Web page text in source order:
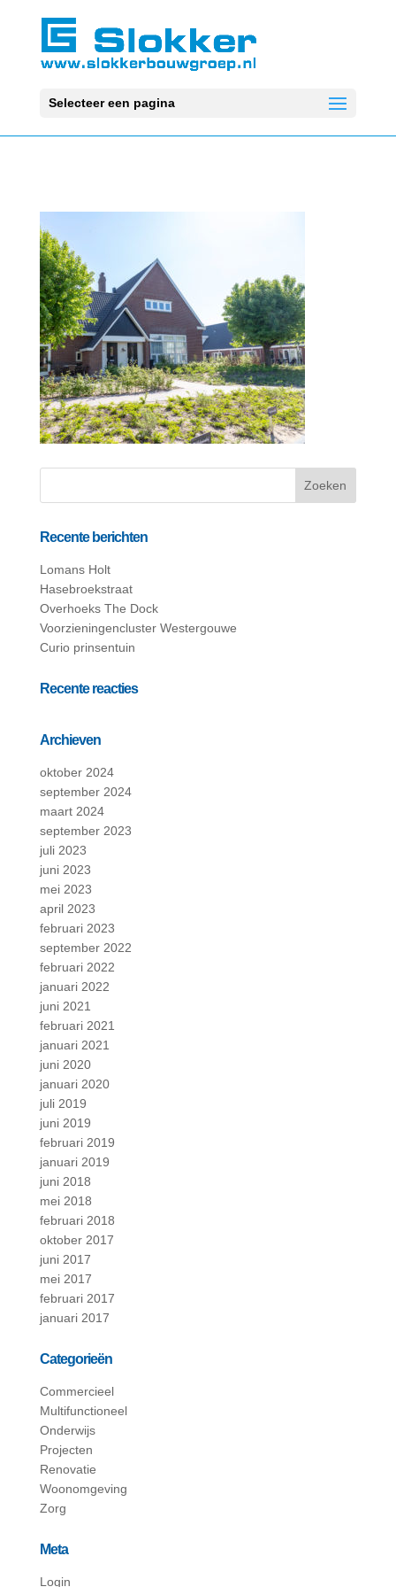
Selecteer een pagina
Recente berichten
Lomans Holt
Hasebroekstraat
Overhoeks The Dock
Voorzieningencluster Westergouwe
Curio prinsentuin
Recente reacties
Archieven
oktober 2024
september 2024
maart 2024
september 2023
juli 2023
juni 2023
mei 2023
april 2023
februari 2023
september 2022
februari 2022
januari 2022
juni 2021
februari 2021
januari 2021
juni 2020
januari 2020
juli 2019
juni 2019
februari 2019
januari 2019
juni 2018
mei 2018
februari 2018
oktober 2017
juni 2017
mei 2017
februari 2017
januari 2017
Categorieën
Commercieel
Multifunctioneel
Onderwijs
Projecten
Renovatie
Woonomgeving
Zorg
Meta
Login